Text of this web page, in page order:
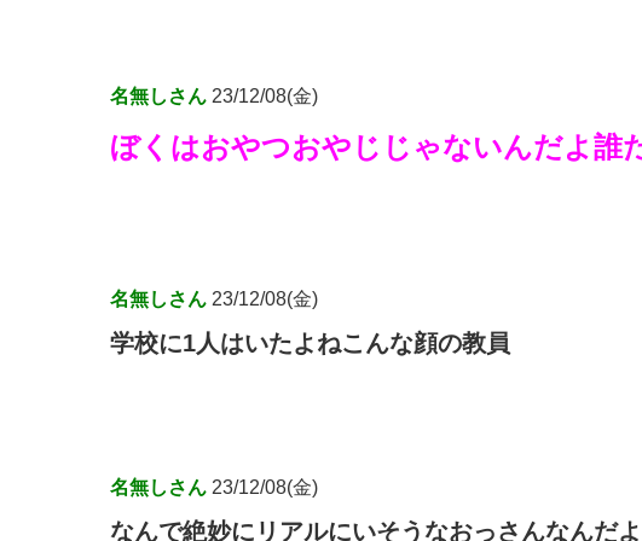
名無しさん 23/12/08(金)
ぼくはおやつおやじじゃないんだよ誰
名無しさん 23/12/08(金)
学校に1人はいたよねこんな顔の教員
名無しさん 23/12/08(金)
なんで絶妙にリアルにいそうなおっさんなんだよ